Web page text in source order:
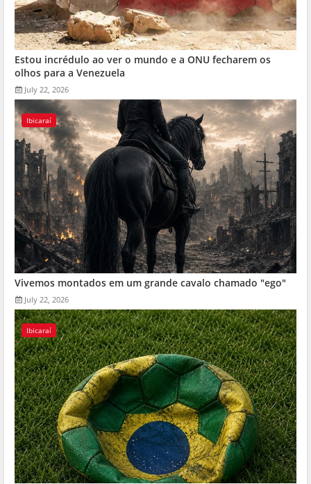
Estou incrédulo ao ver o mundo e a ONU fecharem os
olhos para a Venezuela
July 22, 2026
Ibicaraí
Vivemos montados em um grande cavalo chamado "ego"
July 22, 2026
Ibicaraí